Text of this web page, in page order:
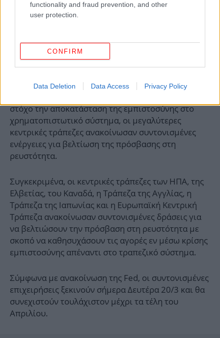
functionality and fraud prevention, and other
user protection.
CONFIRM
Data Deletion Data Access Privacy Policy
ισχυρότερων τραπεζών
Suisse από τη UBS, σε μια επιχείρηση που
στόχο την αποκατάσταση της εμπιστοσύνης στο
χρηματοπιστωτικό σύστημα, οι μεγαλύτερες
κεντρικές τράπεζες ανακοίνωσαν συντονισμένες
ενέργειες για βελτίωση της πρόσβασης στη
ρευστότητα.
Συγκεκριμένα, οι κεντρικές τράπεζες των ΗΠΑ, της
Ελβετίας, του Καναδά, η Τράπεζα της Αγγλίας, η
Τράπεζα της Ιαπωνίας και η Ευρωπαϊκή Κεντρική
Τράπεζα ανακοίνωσαν συντονισμένες δράσεις για
να βελτιώσουν την πρόσβαση στη ρευστότητα με
σκοπό να καθησυχάσουν τις αγορές εν μέσω κρίσης
εμπιστοσύνης απέναντι στο τραπεζικό σύστημα.
Σύμφωνα με ανακοίνωση της Fed, οι συντονισμένες
επιχειρήσεις ξεκινούν σήμερα Δευτέρα 20/3 και θα
συνεχιστούν τουλάχιστον μέχρι τα τέλη του
Απριλίου.